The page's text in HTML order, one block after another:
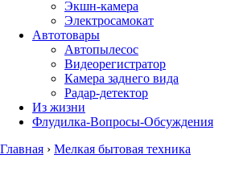
Экшн-камера
Электросамокат
Автотовары
Автопылесос
Видеорегистратор
Камера заднего вида
Радар-детектор
Из жизни
Флудилка-Вопросы-Обсуждения
Главная › Мелкая бытовая техника